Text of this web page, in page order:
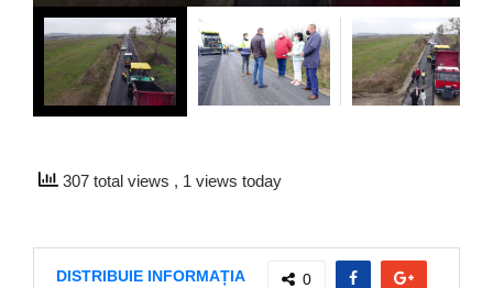
307 total views , 1 views today
DISTRIBUIE INFORMAȚIA 0